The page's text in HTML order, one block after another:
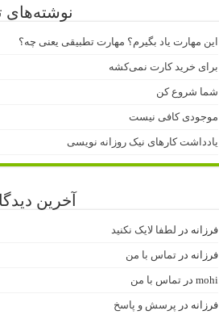
نوشته‌های
این مهارت یاد بگیرم؟ مهارت تطبیقی یعنی چه؟
برای خرید کارت نمی‌‌کشه
شما شروع کن
موجودی کافی نیست
یادداشت کارهای نیک روزانه نویسی
آخرین
فرزانه در لطفا لایک نکنید
فرزانه در تماس با من
mohi در تماس با من
فرزانه در پرسش و پاسخ